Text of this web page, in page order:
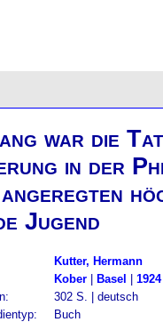
war die
in der
Jugend
Kutter, Hermann
Kober Basel
1924
302 S. | deutsch
Buch